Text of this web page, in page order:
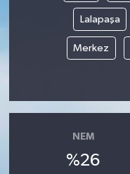
Lalapaşa
Merkez
NEM
%26